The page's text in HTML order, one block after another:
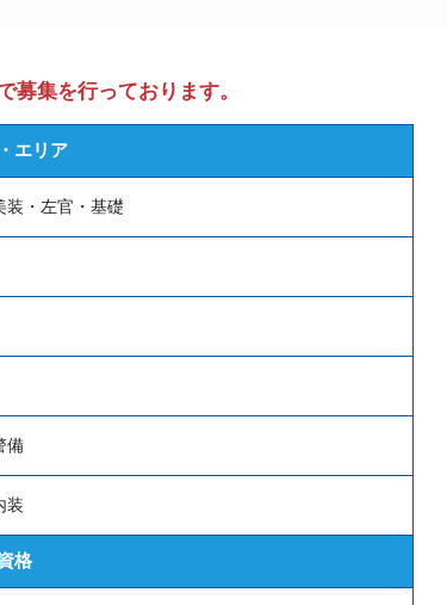
募集を行っております。
エリア
装・左官・基礎
備
装
格